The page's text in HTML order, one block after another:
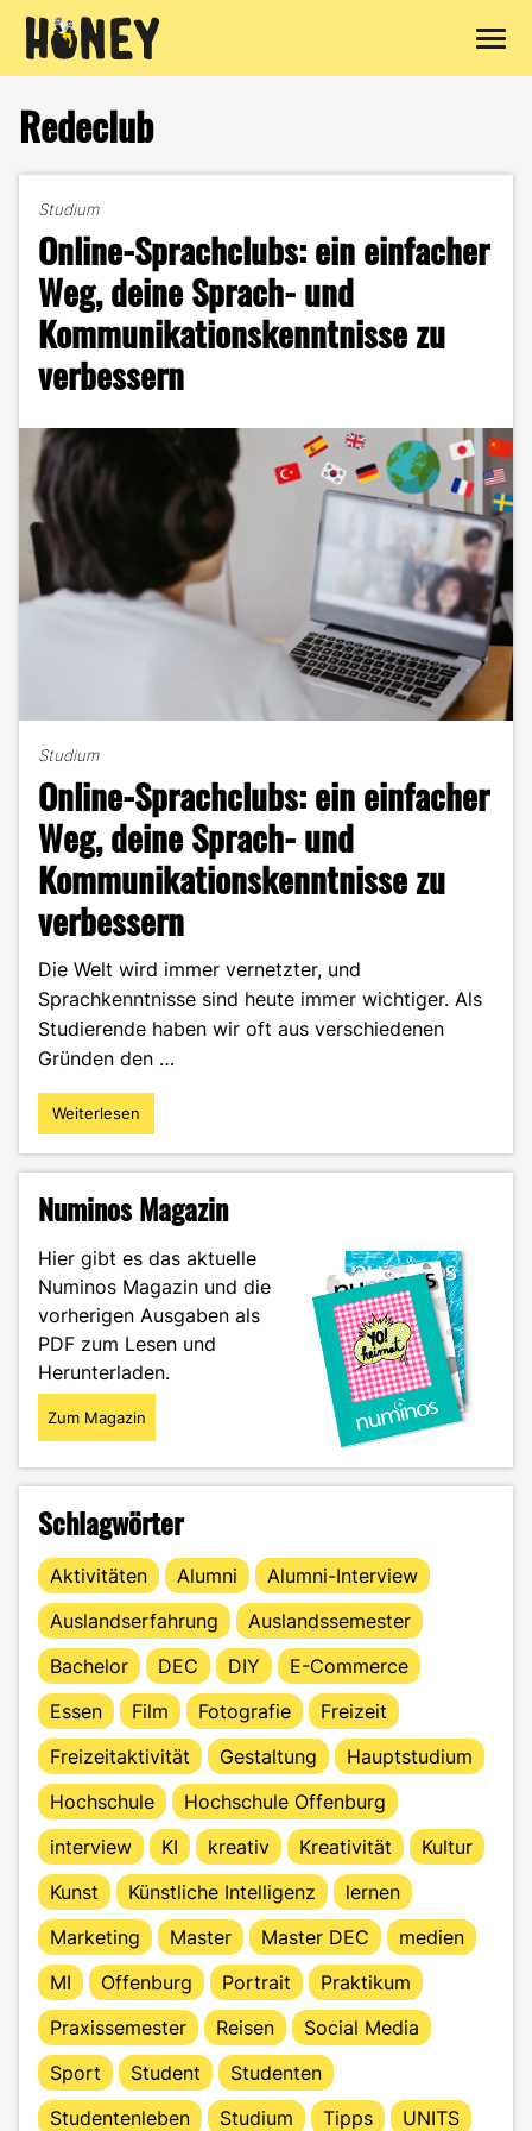
Inhalt
springen
Redeclub
Studium
Online-Sprachclubs: ein einfacher
Weg, deine Sprach- und
Kommunikationskenntnisse zu
verbessern
Studium
Online-Sprachclubs: ein einfacher
Weg, deine Sprach- und
Kommunikationskenntnisse zu
verbessern
Die Welt wird immer vernetzter, und
Sprachkenntnisse sind heute immer wichtiger. Als
Studierende haben wir oft aus verschiedenen
Gründen den …
"Online-
Sprachclubs:
Weg,
Sprach-
und
Kommunikationskenntnisse
zu
verbessern"
Weiterlesen
Numinos Magazin
Hier gibt es das aktuelle
Numinos Magazin und die
vorherigen Ausgaben als
PDF zum Lesen und
Herunterladen.
Zum Magazin
Schlagwörter
Aktivitäten Alumni
Alumni-Interview
Auslandserfahrung
Auslandssemester
Bachelor
DEC DIY
E-Commerce
Essen
Film Fotografie
Freizeit
Freizeitaktivität
Gestaltung
Hauptstudium
Hochschule
Hochschule Offenburg
interview
KI kreativ Kreativität
Kultur
Kunst
Künstliche Intelligenz
lernen
Marketing
Master Master DEC
medien
MI
Offenburg Portrait
Praktikum
Praxissemester
Reisen
Social Media
Sport
Student
Studenten
Studentenleben
Studium Tipps UNITS